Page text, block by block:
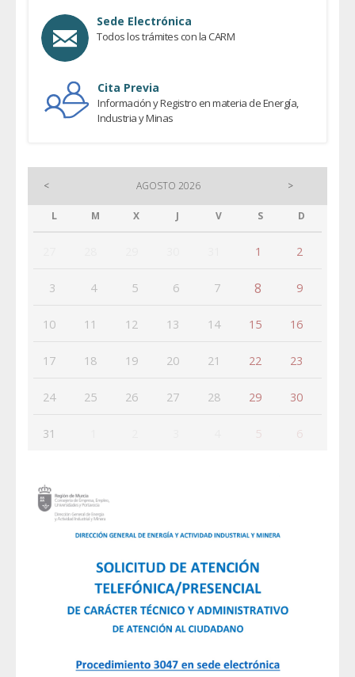
Sede Electrónica
Todos los trámites con la CARM
Cita Previa
Información y Registro en materia de Energía,
Industria y Minas
< AGOSTO 2026 >
L M X J V S D
1 2
3 4 5 6 7 8 9
10 11 12 13 14 15 16
17 18 19 20 21 22 23
24 25 26 27 28 29 30
31 5 6